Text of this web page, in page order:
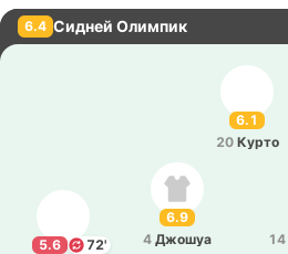
6.4 Сидней Олимпик
6.1
20 Курто
5.6
72'
6.9
4 Джошуа
14